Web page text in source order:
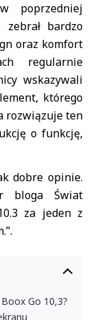
poprzedniej
bardzo
oraz komfort
regularnie
wskazywali
którego
rozwiązuje ten
o funkcję,
dobre opinie.
bloga Świat
za jeden z
Go 10,3?